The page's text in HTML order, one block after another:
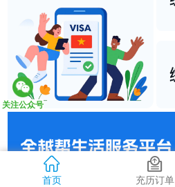
关注公众号
首页 充历订单